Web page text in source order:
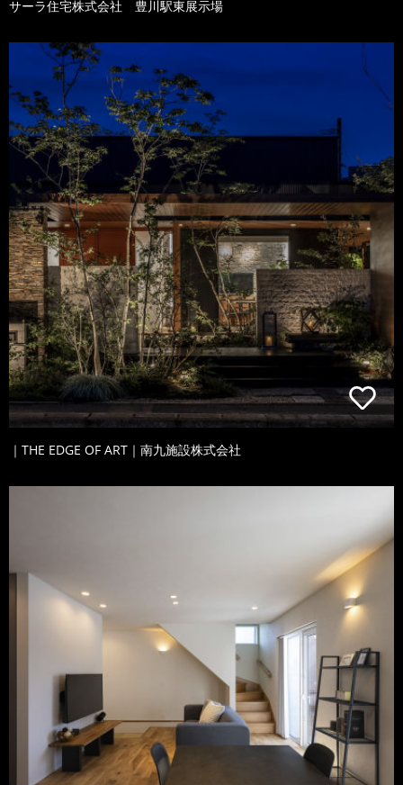
サーラ住宅株式会社 豊川駅東展示場
｜THE EDGE OF ART｜南九施設株式会社